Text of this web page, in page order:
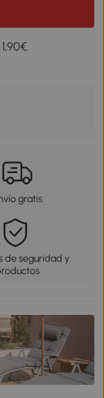
gratis
de seguridad y